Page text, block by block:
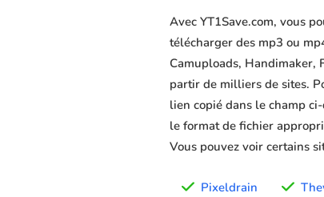
Avec YT1Save.com, vous
télécharger des mp3 ou
Camuploads, Handimaker,
partir de milliers de sites.
lien copié dans le champ
le format de fichier
Vous pouvez voir certains
Pixeldrain